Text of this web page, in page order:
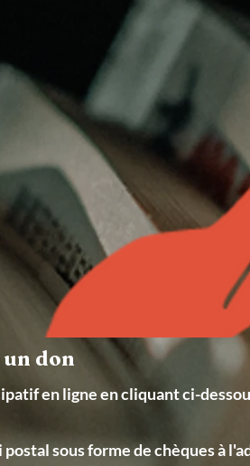
don
en ligne en cliquant ci-
sous forme de chèques à